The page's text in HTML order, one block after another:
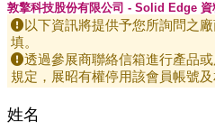
敦擎科技股份有限公司 - Solid Edge 資
以下資訊將提供予您所詢問之
填。
透過參展商聯絡信箱進行產品
規定，展昭有權停用該會員帳號及
姓名